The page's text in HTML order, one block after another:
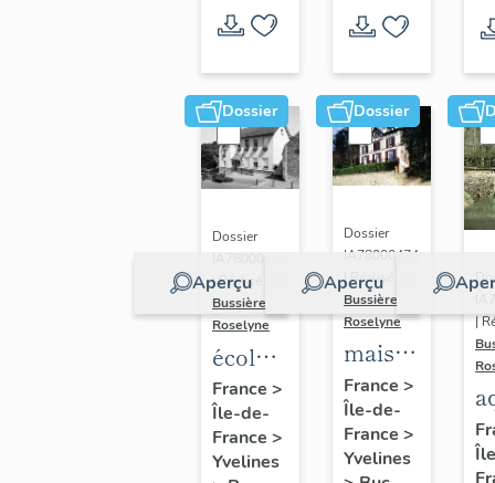
Dossier
Aperçu
Dossier
| Réalisé par
Bussière
Roselyne
école
primaire
de
filles,
France >
Île-de-
France >
Yvelines
Dossier
Aperçu
Dossier
IA78000474
| Réalisé par
Bussière
Roselyne
maison
dite
villa
Saint
Marie
France >
Île-de-
France >
Yvelines
|